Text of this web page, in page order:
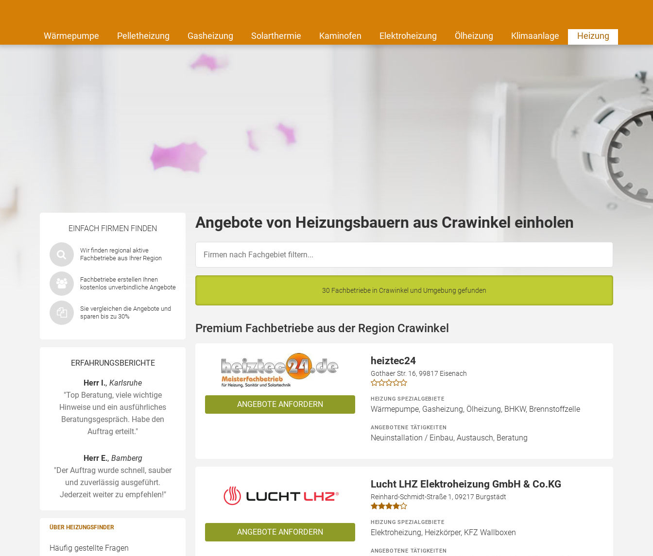
Wärmepumpe Pelletheizung Gasheizung Solarthermie Kaminofen Elektroheizung Ölheizung Klimaanlage Heizung
EINFACH FIRMEN FINDEN
Wir finden regional aktive
Fachbetriebe aus Ihrer Region
Fachbetriebe erstellen Ihnen
kostenlos unverbindliche Angebote
Sie vergleichen die Angebote und
sparen bis zu 30%
ERFAHRUNGSBERICHTE
Herr I., Karlsruhe
"Top Beratung, viele wichtige
Hinweise und ein ausführliches
Beratungsgespräch. Habe den
Auftrag erteilt."
Herr E., Bamberg
"Der Auftrag wurde schnell, sauber
und zuverlässig ausgeführt.
Jederzeit weiter zu empfehlen!"
ÜBER HEIZUNGSFINDER
Häufig gestellte Fragen
Angebote von Heizungsbauern aus Crawinkel einholen
30 Fachbetriebe in Crawinkel und Umgebung gefunden
Premium Fachbetriebe aus der Region Crawinkel
ANGEBOTE ANFORDERN
heiztec24
Gothaer Str. 16, 99817 Eisenach
HEIZUNG SPEZIALGEBIETE
Wärmepumpe, Gasheizung, Ölheizung, BHKW, Brennstoffzelle
ANGEBOTENE TÄTIGKEITEN
Neuinstallation / Einbau, Austausch, Beratung
ANGEBOTE ANFORDERN
Lucht LHZ Elektroheizung GmbH & Co.KG
Reinhard-Schmidt-Straße 1, 09217 Burgstädt
HEIZUNG SPEZIALGEBIETE
Elektroheizung, Heizkörper, KFZ Wallboxen
ANGEBOTENE TÄTIGKEITEN